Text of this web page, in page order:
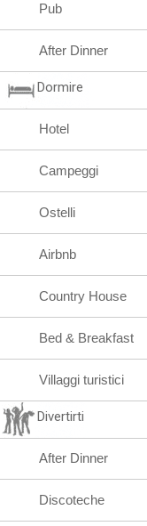
Pub
After Dinner
Dormire
Hotel
Campeggi
Ostelli
Airbnb
Country House
Bed & Breakfast
Villaggi turistici
Divertirti
After Dinner
Discoteche